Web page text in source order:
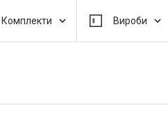
Комплекти Вироби